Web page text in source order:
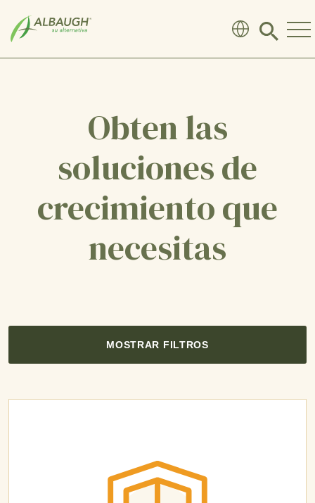
Click
search
Obten las
soluciones de
crecimiento que
necesitas
MOSTRAR FILTROS